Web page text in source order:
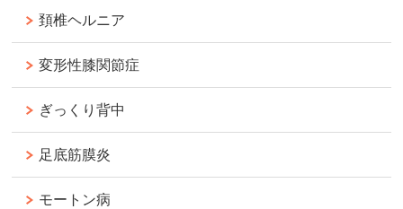
頚椎ヘルニア
変形性膝関節症
ぎっくり背中
足底筋膜炎
モートン病